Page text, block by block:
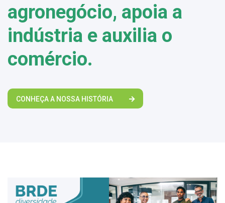
agronegócio, apoia a
indústria e auxilia o
comércio.
CONHEÇA A NOSSA HISTÓRIA